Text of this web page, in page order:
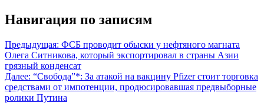
Навигация по записям
Предыдущая: ФСБ проводит обыски у нефтяного магната
Олега Ситникова, который экспортировал в страны Азии
грязный конденсат
Далее: “Свобода”*: За атакой на вакцину Pfizer стоит торговка
средствами от импотенции, продюсировавшая предвыборные
ролики Путина